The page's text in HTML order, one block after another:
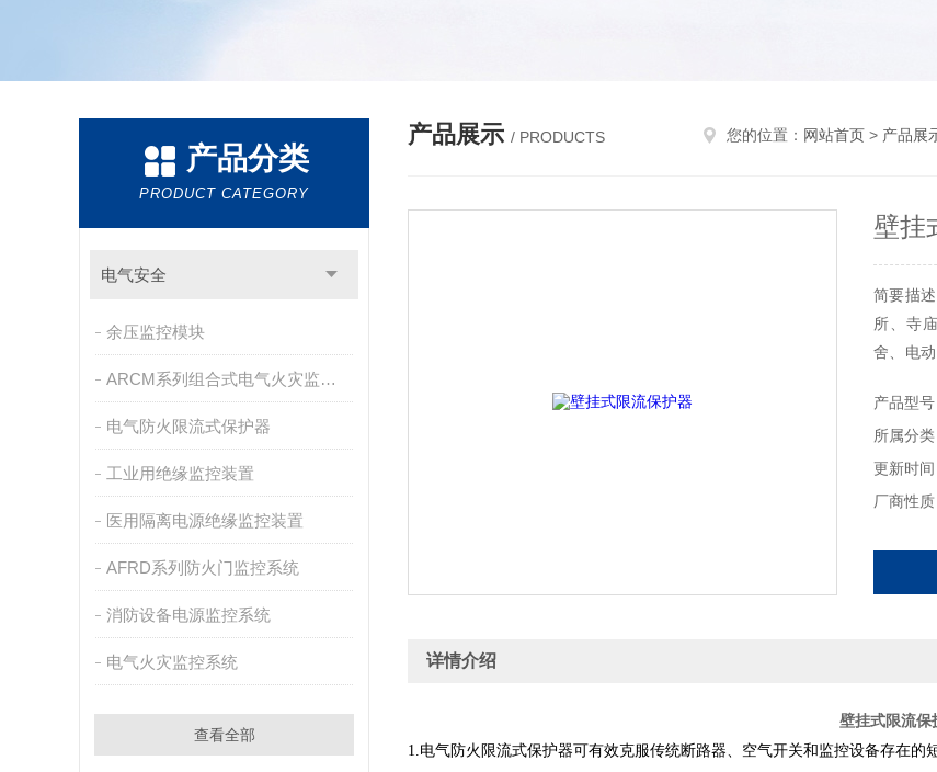
产品分类
PRODUCT CATEGORY
电气安全
余压监控模块
ARCM系列组合式电气火灾监控探测器
电气防火限流式保护器
工业用绝缘监控装置
医用隔离电源绝缘监控装置
AFRD系列防火门监控系统
消防设备电源监控系统
电气火灾监控系统
查看全部
产品展示 / PRODUCTS 您的位置： 网站首页 > 产品展
壁挂
简要描
所、寺
舍、电
产品型
所属分
更新时
厂商性
详情介绍
壁挂式限流保
1.电气防火限流式保护器可有效克服传统断路器、空气开关和监控设备存在的